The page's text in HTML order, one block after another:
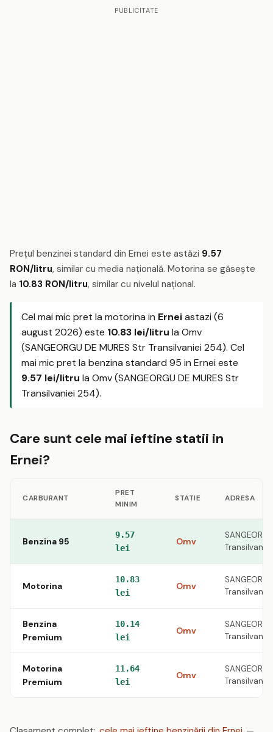
PUBLICITATE
Prețul benzinei standard din Ernei este astăzi 9.57
RON/litru, similar cu media națională. Motorina se găsește
la 10.83 RON/litru, similar cu nivelul național.
Cel mai mic pret la motorina in Erneiastazi (6
august 2026) este 10.83 lei/litru la Omv
(SANGEORGU DE MURES Str Transilvaniei 254). Cel
mai mic pret la benzina standard 95 in Ernei este
9.57 lei/litru la Omv (SANGEORGU DE MURES Str
Transilvaniei 254).
Care sunt cele mai ieftine statii in
Ernei?
CARBURANT
PRET
MINIM
STATIE ADRESA
Benzina 95
9.57
lei
Omv
Motorina
10.83
lei
Omv
Benzina
Premium
10.14
lei
Omv
Motorina
Premium
11.64
lei
Omv